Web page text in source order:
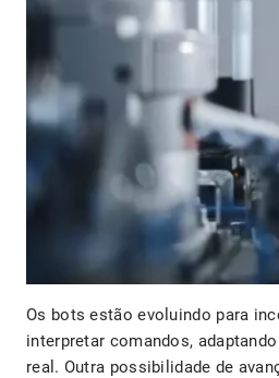
Os bots estão evoluindo para
interpretar comandos,
real. Outra possibilidade de